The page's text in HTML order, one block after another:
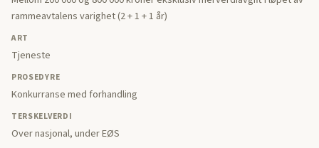
rammeavtalens varighet (2 + 1 + 1 år)
ART
Tjeneste
PROSEDYRE
Konkurranse med forhandling
TERSKELVERDI
Over nasjonal, under EØS